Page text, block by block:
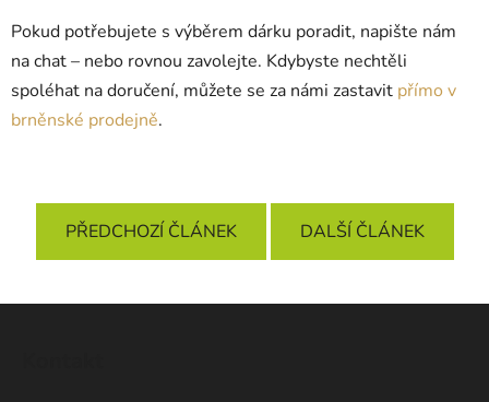
Pokud potřebujete s výběrem dárku poradit, napište nám
na chat – nebo rovnou zavolejte. Kdybyste nechtěli
spoléhat na doručení, můžete se za námi zastavit přímo v
brněnské prodejně.
PŘEDCHOZÍ ČLÁNEK DALŠÍ ČLÁNEK